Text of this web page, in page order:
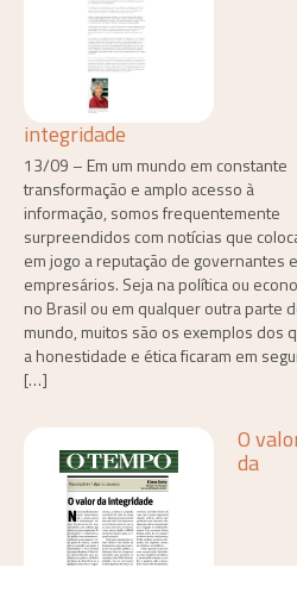
integridade
13/09 – Em um mundo em constante
transformação e amplo acesso à
informação, somos frequentemente
surpreendidos com notícias que
em jogo a reputação de governantes e
empresários. Seja na política ou
no Brasil ou em qualquer outra parte
mundo, muitos são os exemplos dos
a honestidade e ética ficaram em
[…]
O
da